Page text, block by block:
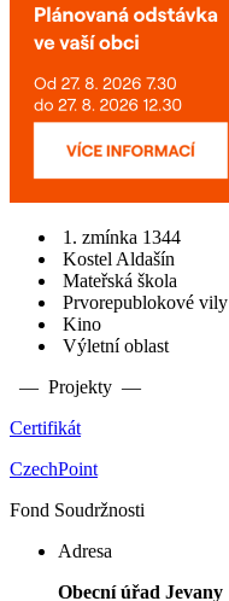
1. zmínka 1344
Kostel Aldašín
Mateřská škola
Prvorepublokové vily
Kino
Výletní oblast
— Projekty —
Certifikát
CzechPoint
Fond Soudržnosti
Adresa
Obecní úřad Jevany